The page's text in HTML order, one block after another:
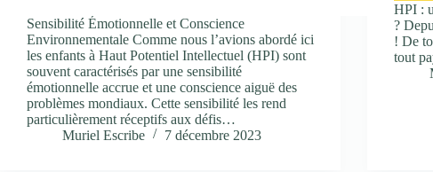
Sensibilité Émotionnelle et Conscience
Environnementale Comme nous l’avions abordé ici
les enfants à Haut Potentiel Intellectuel (HPI) sont
souvent caractérisés par une sensibilité
émotionnelle accrue et une conscience aiguë des
problèmes mondiaux. Cette sensibilité les rend
particulièrement réceptifs aux défis…
Muriel Escribe
7 décembre 2023
HPI :
?
! De
tout